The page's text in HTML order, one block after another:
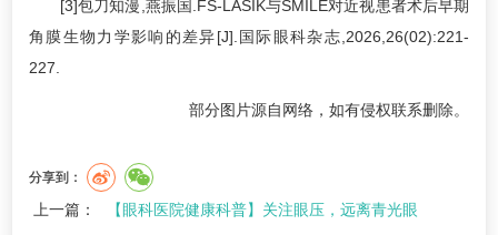
[3]包刀知漫,燕振国.FS-LASIK与SMILE对近视患者术后早期
角膜生物力学影响的差异[J].国际眼科杂志,2026,26(02):221-
227.
部分图片源自网络，如有侵权联系删除。
分享到：
上一篇： 【眼科医院健康科普】关注眼压，远离青光眼